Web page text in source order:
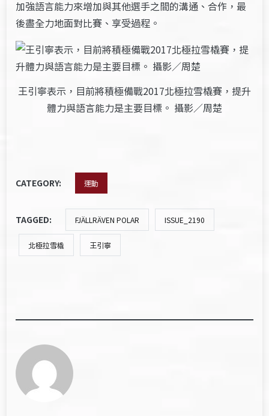
加強語言能力來增加與其他選手之間的溝通、合作，最
後盡全力地面對比賽、享受過程。
王引寧表示，目前將積極備戰2017北極拉雪橇賽，提升
體力與語言能力是主要目標。 攝影／周楚
CATEGORY: 運動
TAGGED: FJÄLLRÄVEN POLAR ISSUE_2190
北極拉雪橇 王引寧